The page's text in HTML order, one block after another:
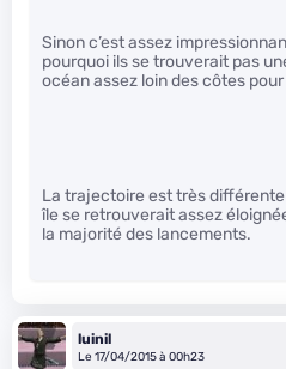
Sinon c’est assez
pourquoi ils se trouverait pas
océan assez loin des côtes
La trajectoire est très
île se retrouverait assez
la majorité des lancements.
luinil
Le 17/04/2015 à 00h23